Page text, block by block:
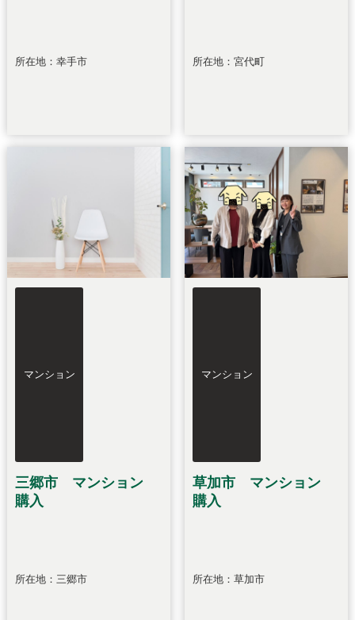
所在地：幸手市 所在地：宮代町
マンション
三郷市 マンション
購入
所在地：三郷市
マンション
草加市 マンション
購入
所在地：草加市